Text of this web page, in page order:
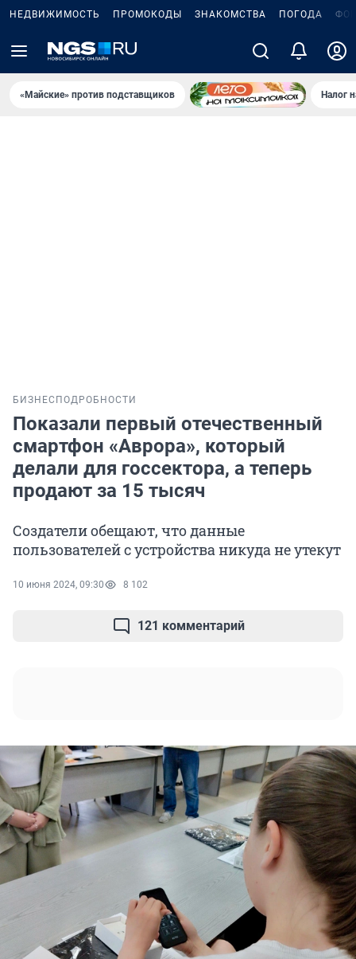
НЕДВИЖИМОСТЬ ПРОМОКОДЫ ЗНАКОМСТВА ПОГОДА
«Майские» против подставщиков Налог
БИЗНЕС ПОДРОБНОСТИ
Показали первый отечественный
смартфон «Аврора», который
делали для госсектора, а теперь
продают за 15 тысяч
Создатели обещают, что данные
пользователей с устройства никуда не утекут
10 июня 2024, 09:30 8 102
121 комментарий